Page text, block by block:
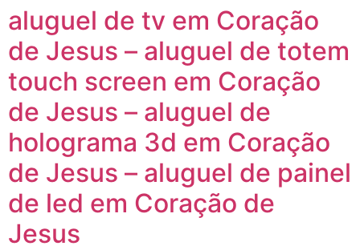
aluguel de tv em Coração
de Jesus – aluguel de totem
touch screen em Coração
de Jesus – aluguel de
holograma 3d em Coração
de Jesus – aluguel de painel
de led em Coração de
Jesus